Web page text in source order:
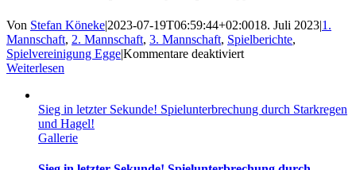
Von Stefan Köneke|2023-07-19T06:59:44+02:0018. Juli 2023|1.
Mannschaft, 2. Mannschaft, 3. Mannschaft, Spielberichte,
Spielvereinigung Egge|Kommentare deaktiviertfür
Cup
Gruppe
Weiterlesen
Sieg in letzter Sekunde! Spielunterbrechung durch Starkregen
und Hagel!
Gallerie